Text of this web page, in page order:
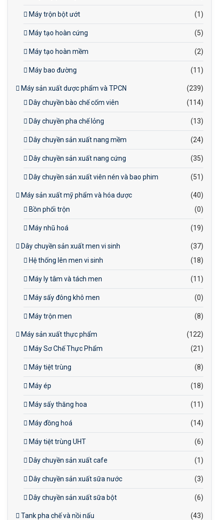
Máy trộn bột ướt (1)
Máy tạo hoàn cứng (5)
Máy tạo hoàn mềm (2)
Máy bao đường (11)
Máy sản xuất dược phẩm và TPCN
(239)
Dây chuyền bào chế cốm viên
(114)
Dây chuyền pha chế lỏng (13)
Dây chuyền sản xuất nang mềm (24)
Dây chuyền sản xuất nang cứng (35)
Dây chuyền sản xuất viên nén và bao phim (51)
Máy sản xuất mỹ phẩm và hóa dược
(40)
Bồn phối trộn
(0)
Máy nhũ hoá (19)
Dây chuyền sản xuất men vi sinh
(37)
Hệ thống lên men vi sinh
(18)
Máy ly tâm và tách men (11)
Máy sấy đông khô men (0)
Máy trộn men (8)
Máy sản xuất thực phẩm
(122)
Máy Sơ Chế Thực Phẩm
(21)
Máy tiệt trùng (8)
Máy ép (18)
Máy sấy thăng hoa (11)
Máy đồng hoá (14)
Máy tiệt trùng UHT (6)
Dây chuyền sản xuất cafe (1)
Dây chuyền sản xuất sữa nước (3)
Dây chuyền sản xuất sữa bột (6)
Tank pha chế và nồi nấu
(43)